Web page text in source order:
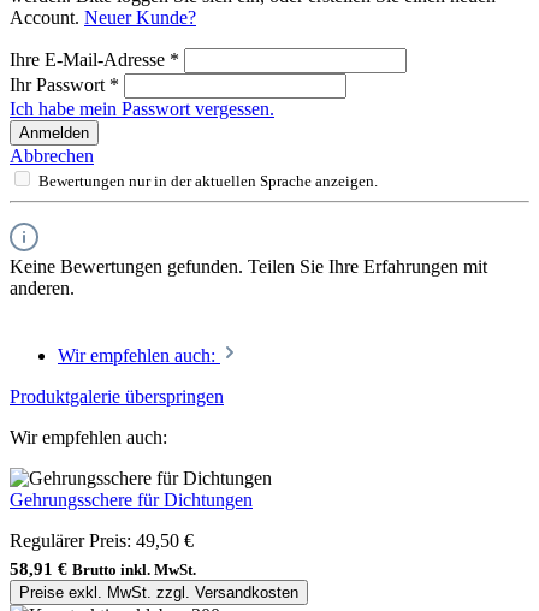
Account. Neuer Kunde?
Ihre E-Mail-Adresse *
Ihr Passwort *
Ich habe mein Passwort vergessen.
Anmelden
Abbrechen
Bewertungen nur in der aktuellen Sprache anzeigen.
Keine Bewertungen gefunden. Teilen Sie Ihre Erfahrungen mit
anderen.
Wir empfehlen auch:
Produktgalerie überspringen
Wir empfehlen auch:
Gehrungsschere für Dichtungen
Regulärer Preis: 49,50 €
58,91 € Brutto inkl. MwSt.
Preise exkl. MwSt. zzgl. Versandkosten